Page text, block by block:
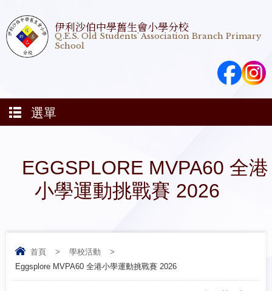
伊利沙伯中學舊生會小學分校
Q.E.S. Old Students' Association Branch Primary
School
選單
EGGSPLORE MVPA60 全港
小學運動挑戰賽 2026
首頁 > 學校活動
>
Eggsplore MVPA60 全港小學運動挑戰賽 2026